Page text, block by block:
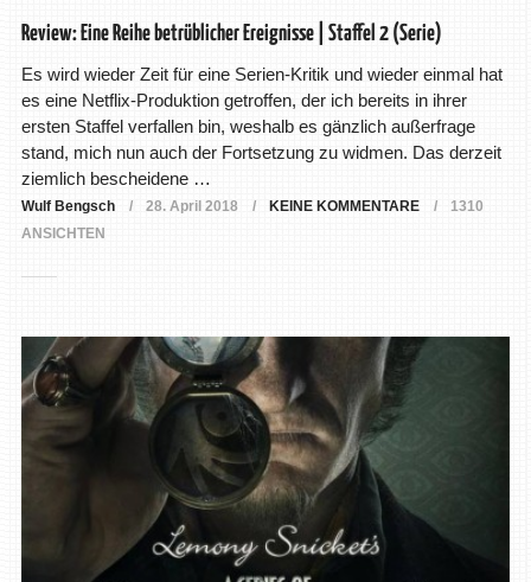
Review: Eine Reihe betrüblicher Ereignisse | Staffel 2 (Serie)
Es wird wieder Zeit für eine Serien-Kritik und wieder einmal hat
es eine Netflix-Produktion getroffen, der ich bereits in ihrer
ersten Staffel verfallen bin, weshalb es gänzlich außerfrage
stand, mich nun auch der Fortsetzung zu widmen. Das derzeit
ziemlich bescheidene …
Wulf Bengsch 28. April 2018 KEINE KOMMENTARE
1310
ANSICHTEN